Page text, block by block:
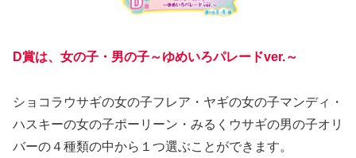
D賞は、女の子・男の子～ゆめいろパレードver.～
ショコラウサギの女の子フレア・ヤギの女の子マンディ・
ハスキーの女の子ポーリーン・みるくウサギの男の子オリ
バーの４種類の中から１つ選ぶことができます。